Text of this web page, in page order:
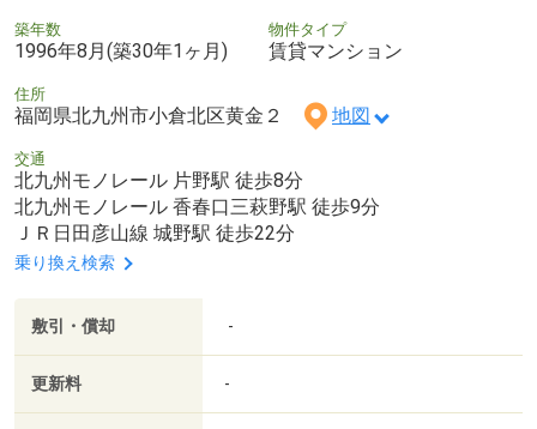
築年数
1996年8月(築30年1ヶ月)
物件タイプ
賃貸マンション
住所
福岡県北九州市小倉北区黄金２ 地図
交通
北九州モノレール 片野駅 徒歩8分
北九州モノレール 香春口三萩野駅 徒歩9分
ＪＲ日田彦山線 城野駅 徒歩22分
乗り換え検索
敷引・償却 -
更新料 -